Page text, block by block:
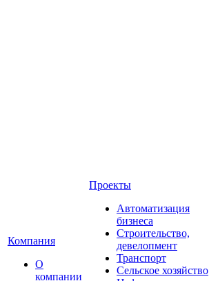
Компания
О
компании
Проекты
Автоматизация
бизнеса
Строительство,
девелопмент
Транспорт
Сельское хозяйство